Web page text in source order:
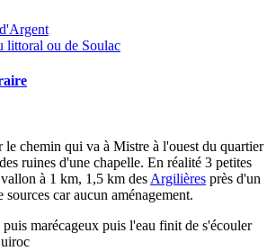
littoral ou de Soulac
le chemin qui va à Mistre à l'ouest du quartier
ruines d'une chapelle. En réalité 3 petites
à 1 km, 1,5 km desArgilières près d'un
car aucun aménagement.
marécageux puis l'eau finit de s'écouler